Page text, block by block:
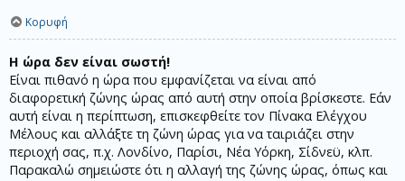
Κορυφή
Η ώρα δεν είναι σωστή!
Είναι πιθανό η ώρα που εμφανίζεται να είναι από
διαφορετική ζώνης ώρας από αυτή στην οποία βρίσκεστε. Εάν
αυτή είναι η περίπτωση, επισκεφθείτε τον Πίνακα Ελέγχου
Μέλους και αλλάξτε τη ζώνη ώρας για να ταιριάζει στην
περιοχή σας, π.χ. Λονδίνο, Παρίσι, Νέα Υόρκη, Σίδνεϋ, κλπ.
Παρακαλώ σημειώστε ότι η αλλαγή της ζώνης ώρας, όπως και